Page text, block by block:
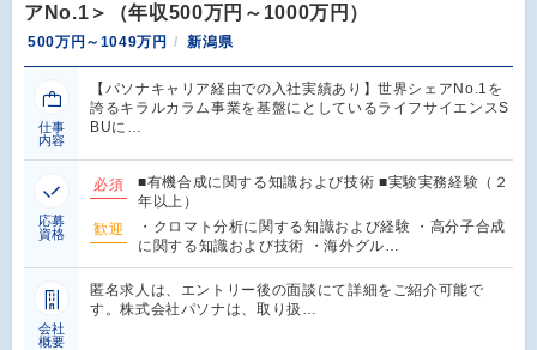
アNo.1＞（年収500万円～1000万円）
500万円～1049万円 新潟県
仕事
内容
【パソナキャリア経由での入社実績あり】世界シェアNo.1を
誇るキラルカラム事業を基盤にとしているライフサイエンスS
BUに…
応募
資格
必須
■有機合成に関する知識および技術 ■実験実務経験（２
年以上）
歓迎
・クロマト分析に関する知識および経験 ・高分子合成
に関する知識および技術 ・海外グル…
会社
概要
匿名求人は、エントリー後の面談にて詳細をご紹介可能で
す。株式会社パソナは、取り扱…